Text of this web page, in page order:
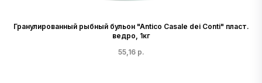
Гранулированный рыбный бульон "Antico Casale dei Conti" пласт.
ведро, 1кг
55,16 р.